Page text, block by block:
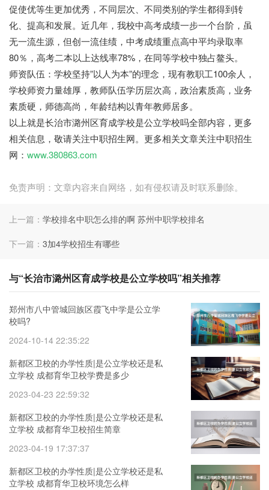
促使优等生更加优秀，不同层次、不同类别的学生都得到转
化、提高和发展。近几年，我校中高考成绩一步一个台阶，虽
无一流生源，但创一流佳绩，中考成绩重点高中平均录取率
80％，高考二本以上达线率78%，在同等学校中独占鳌头。
师资队伍：学校坚持”以人为本”的理念，现有教职工100余人，
学校师资力量雄厚，教师队伍学历层次高，政治素质高，业务
素质硬，师德高尚，年龄结构以青年教师居多。
以上就是长治市潞州区育成学校是公立学校吗全部内容，更多
相关信息，敬请关注中职招生网。更多相关文章关注中职招生
网： www.380863.com
免责声明：文章内容来自网络，如有侵权请及时联系删除。
上一篇： 学校排名中职怎么排的啊 苏州中职学校排名
下一篇： 3加4学校招生有哪些
与“长治市潞州区育成学校是公立学校吗”相关推荐
郑州市八中管城回族区霞飞中学是公立学
校吗?
2024-10-14 22:35:22
新都区卫校的办学性质|是公立学校还是私
立学校 成都育华卫校学费是多少
2023-04-23 22:59:32
新都区卫校的办学性质|是公立学校还是私
立学校 成都育华卫校招生简章
2023-04-19 17:37:37
新都区卫校的办学性质|是公立学校还是私
立学校 成都育华卫校环境怎么样